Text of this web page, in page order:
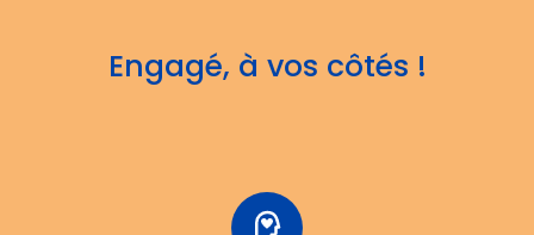
Engagé, à vos côtés !